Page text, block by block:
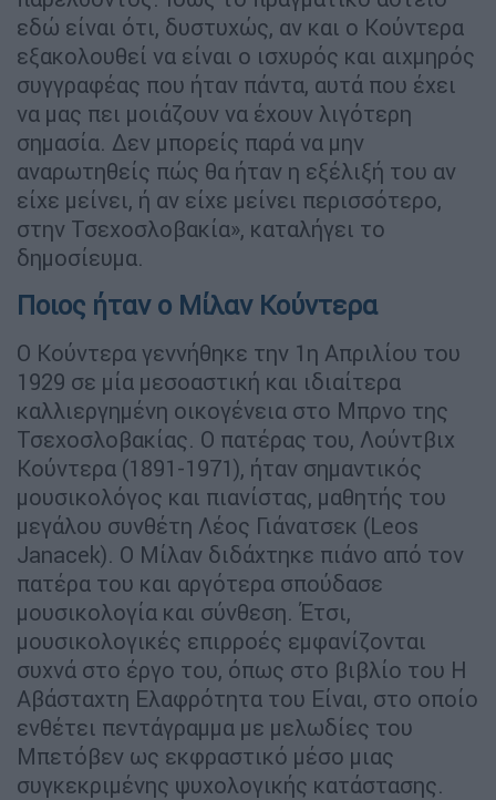
εδώ είναι ότι, δυστυχώς, αν και ο Κούντερα
εξακολουθεί να είναι ο ισχυρός και αιχμηρός
συγγραφέας που ήταν πάντα, αυτά που έχει
να μας πει μοιάζουν να έχουν λιγότερη
σημασία. Δεν μπορείς παρά να μην
αναρωτηθείς πώς θα ήταν η εξέλιξή του αν
είχε μείνει, ή αν είχε μείνει περισσότερο,
στην Τσεχοσλοβακία», καταλήγει το
δημοσίευμα.
Ποιος ήταν ο Μίλαν Κούντερα
Ο Κούντερα γεννήθηκε την 1η Απριλίου του
1929 σε μία μεσοαστική και ιδιαίτερα
καλλιεργημένη οικογένεια στο Μπρνο της
Τσεχοσλοβακίας. Ο πατέρας του, Λούντβιχ
Κούντερα (1891-1971), ήταν σημαντικός
μουσικολόγος και πιανίστας, μαθητής του
μεγάλου συνθέτη Λέος Γιάνατσεκ (Leos
Janacek). Ο Μίλαν διδάχτηκε πιάνο από τον
πατέρα του και αργότερα σπούδασε
μουσικολογία και σύνθεση. Έτσι,
μουσικολογικές επιρροές εμφανίζονται
συχνά στο έργο του, όπως στο βιβλίο του Η
Αβάσταχτη Ελαφρότητα του Είναι, στο οποίο
ενθέτει πεντάγραμμα με μελωδίες του
Μπετόβεν ως εκφραστικό μέσο μιας
συγκεκριμένης ψυχολογικής κατάστασης.